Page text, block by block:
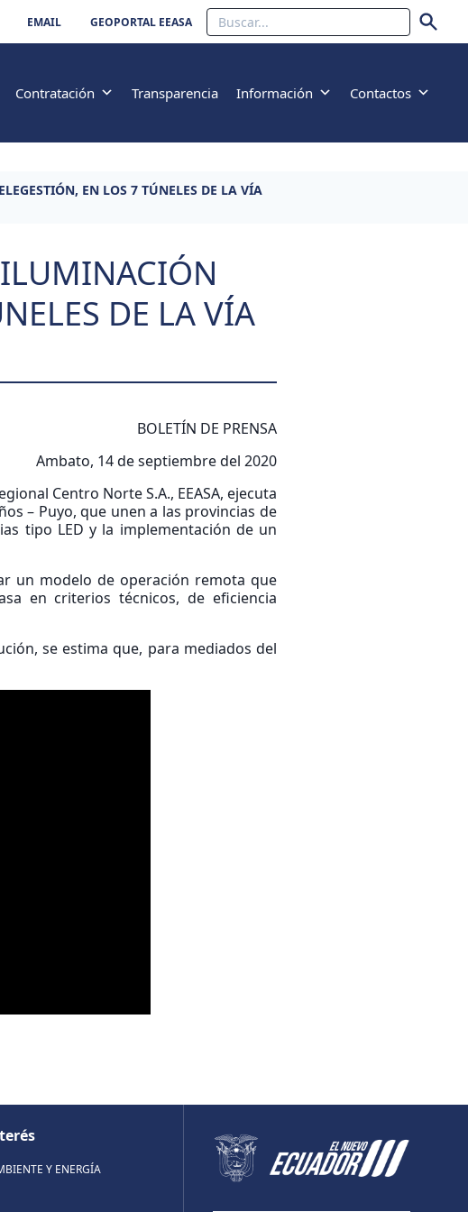
EMAIL GEOPORTAL EEASA Buscar
Contratación Transparencia Información Contactos
EN LOS 7 TÚNELES DE LA VÍA
DE LA VÍA
BOLETÍN DE PRENSA
Ambato, 14 de septiembre del 2020
Centro Norte S.A., EEASA, ejecuta
– Puyo, que unen a las provincias de
tipo LED y la implementación de un
un modelo de operación remota que
en criterios técnicos, de eficiencia
se estima que, para mediados del
Y ENERGÍA